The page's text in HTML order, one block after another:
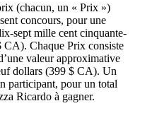
(chacun, un « Prix »)
concours, pour une
sept mille cent cinquante-
CA). Chaque Prix consiste
valeur approximative
dollars (399 $ CA). Un
participant, pour un total
Ricardo à gagner.